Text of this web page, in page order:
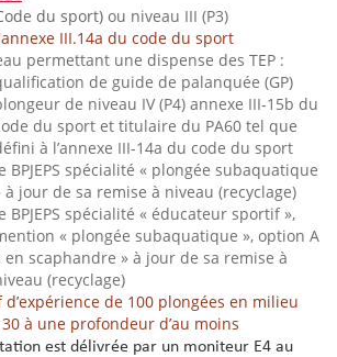
du sport) ou niveau III (P3)
III.14a du code du sport
permettant une dispense des TEP :
de guide de palanquée (GP)
de niveau IV (P4) annexe III-15b du
du sport et titulaire du PA60 tel que
à l’annexe III-14a du code du sport
BPJEPS spécialité « plongée subaquatique
à jour de sa remise à niveau (recyclage)
BPJEPS spécialité « éducateur sportif »,
« plongée subaquatique », option A
en scaphandre » à jour de sa remise à
(recyclage)
de 100 plongées en milieu
à une profondeur d’au moins
est délivrée par un moniteur E4 au